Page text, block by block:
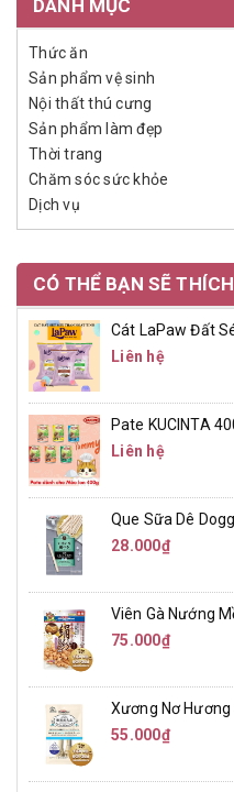
DANH MỤC
Thức ăn
Sản phẩm vệ sinh
Nội thất thú cưng
Sản phẩm làm đẹp
Thời trang
Chăm sóc sức khỏe
Dịch vụ
CÓ THỂ BẠN SẼ THÍCH
Cát LaPaw Đất
Liên hệ
Pate KUCINTA
Liên hệ
Que Sữa Dê
28.000₫
Viên Gà Nướng
75.000₫
Xương Nơ
55.000₫